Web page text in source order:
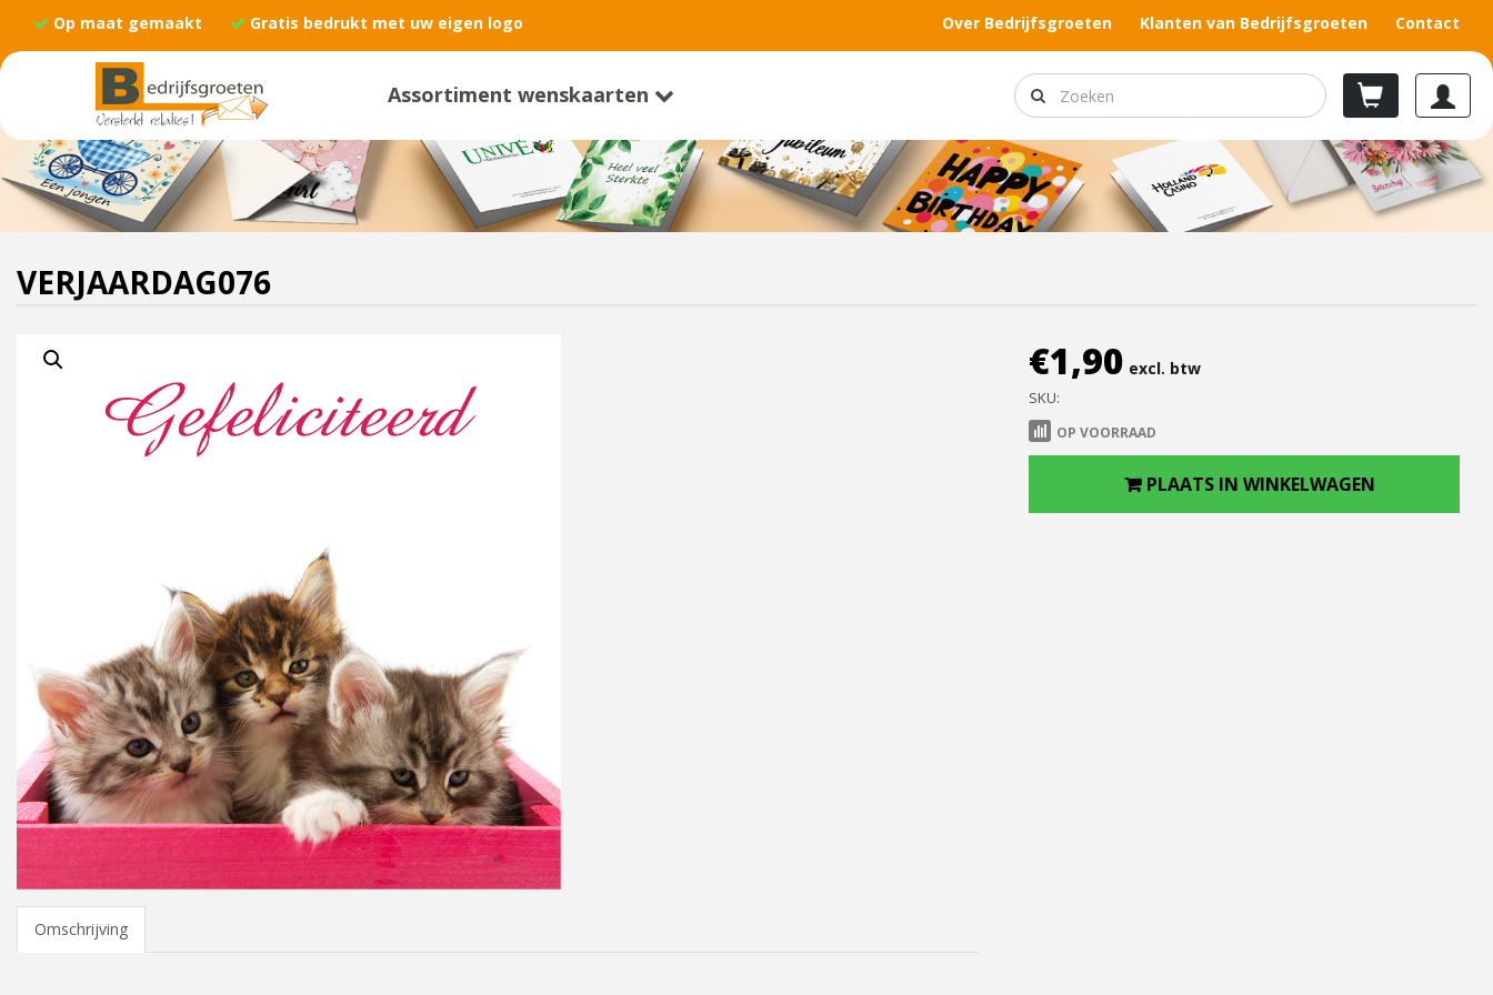
Op maat gemaakt Gratis bedrukt met uw eigen logo Contact
Klanten van Bedrijfsgroeten
Over Bedrijfsgroeten
Assortiment wenskaarten
VERJAARDAG076
€1,90 excl. btw
SKU:
OP VOORRAAD
PLAATS IN WINKELWAGEN
Omschrijving